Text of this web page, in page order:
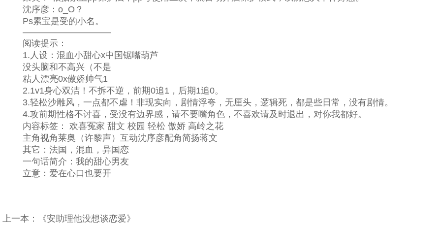
沈序彦：o_O？
Ps累宝是受的小名。
——————————
阅读提示：
1.人设：混血小甜心x中国锯嘴葫芦
没头脑和不高兴（不是
粘人漂亮0x傲娇帅气1
2.1v1身心双洁！不拆不逆，前期0追1，后期1追0。
3.轻松沙雕风，一点都不虐！非现实向，剧情浮夸，无厘头，逻辑死，都是些日常，没有剧情。
4.攻前期性格不讨喜，受没有边界感，请不要嘴角色，不喜欢请及时退出，对你我都好。
内容标签： 欢喜冤家 甜文 校园 轻松 傲娇 高岭之花
主角视角莱奥（许黎声）互动沈序彦配角简扬蒋文
其它：法国，混血，异国恋
一句话简介：我的甜心男友
立意：爱在心口也要开
上一本：
《安助理他没想谈恋爱》